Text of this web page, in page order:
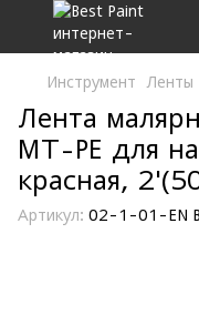
Инструмент Ленты
Лента
MT-PE для
красная,
Артикул: 02-1-01-EN